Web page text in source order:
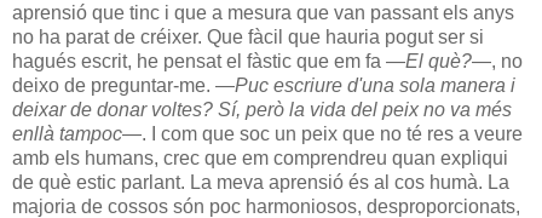
aprensió que tinc i que a mesura que van passant els anys
no ha parat de créixer. Que fàcil que hauria pogut ser si
hagués escrit, he pensat el fàstic que em fa —El què?—, no
deixo de preguntar-me. —Puc escriure d'una sola manera i
deixar de donar voltes? Sí, però la vida del peix no va més
enllà tampoc—. I com que soc un peix que no té res a veure
amb els humans, crec que em comprendreu quan expliqui
de què estic parlant. La meva aprensió és al cos humà. La
majoria de cossos són poc harmoniosos, desproporcionats,